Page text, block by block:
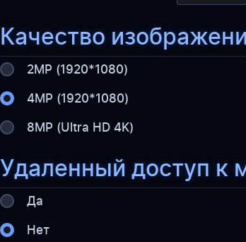
Качество
2MP (1920*1080)
4MP (1920*1080)
8MP (Ultra HD 4K)
Удаленный доступ к
Да
Нет